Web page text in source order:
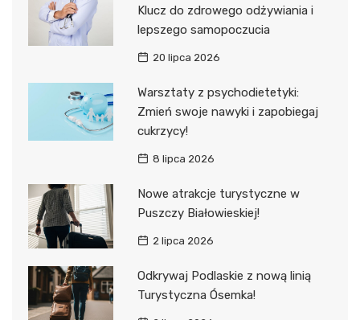
Klucz do zdrowego odżywiania i
lepszego samopoczucia
20 lipca 2026
Warsztaty z psychodietetyki:
Zmień swoje nawyki i zapobiegaj
cukrzycy!
8 lipca 2026
Nowe atrakcje turystyczne w
Puszczy Białowieskiej!
2 lipca 2026
Odkrywaj Podlaskie z nową linią
Turystyczna Ósemka!